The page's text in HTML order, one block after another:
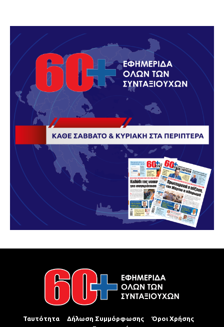
Ταυτότητα Δήλωση Συμμόρφωσης
Όροι Χρήσης